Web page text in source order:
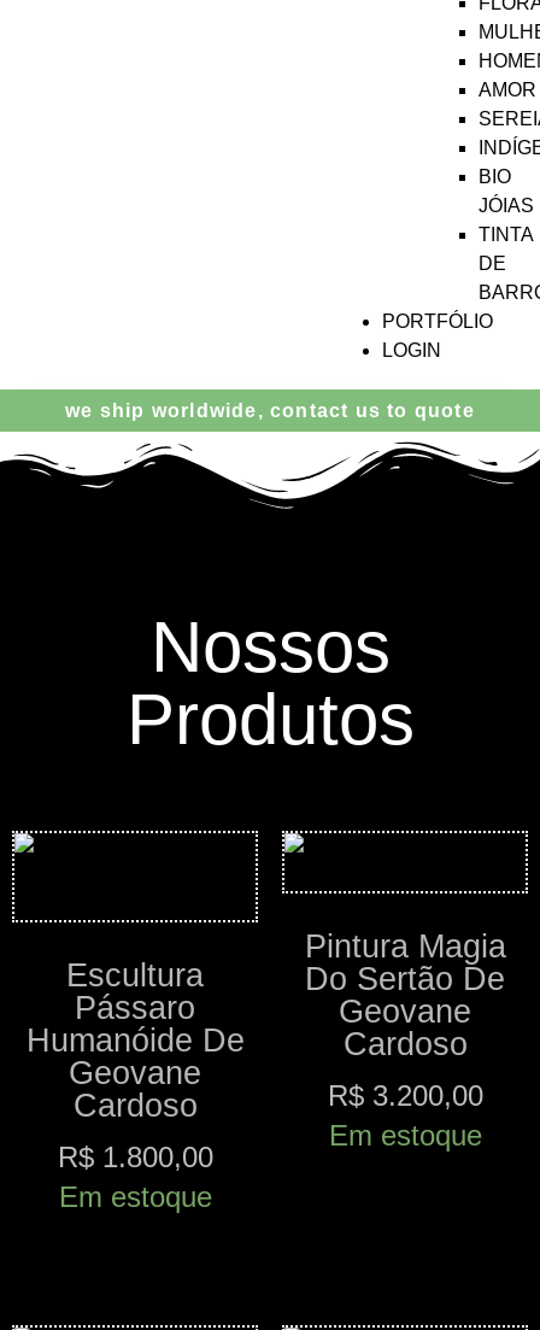
AMOR
BIO
JÓIAS
TINTA
DE
PORTFÓLIO
LOGIN
we ship worldwide, contact us to quote
Nossos
Produtos
Escultura
Pássaro
Humanóide De
Geovane
Cardoso
R$1.800,00
Em estoque
Pintura Magia
Do Sertão De
Geovane
Cardoso
R$3.200,00
Em estoque